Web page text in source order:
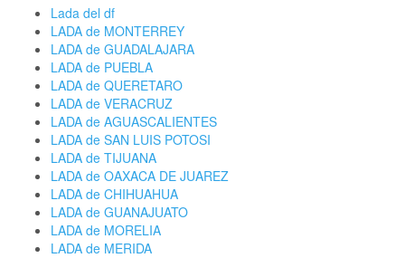
Lada del df
LADA de MONTERREY
LADA de GUADALAJARA
LADA de PUEBLA
LADA de QUERETARO
LADA de VERACRUZ
LADA de AGUASCALIENTES
LADA de SAN LUIS POTOSI
LADA de TIJUANA
LADA de OAXACA DE JUAREZ
LADA de CHIHUAHUA
LADA de GUANAJUATO
LADA de MORELIA
LADA de MERIDA